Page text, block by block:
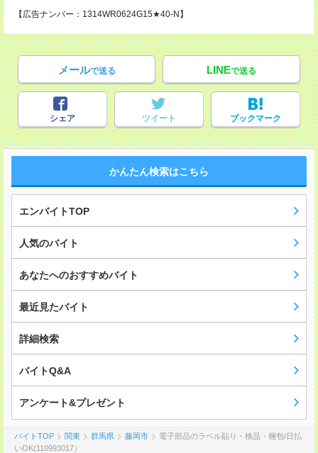
【広告ナンバー：1314WR0624G15★40-N】
メールで送る LINEで送る
シェア ツイート ブックマーク
かんたん検索はこちら
エンバイトTOP
人気のバイト
あなたへのおすすめバイト
最近見たバイト
詳細検索
バイトQ&A
アンケート&プレゼント
バイトTOP 関東 群馬県 藤岡市
電子部品のラベル貼り・検品・梱包/日払
いOK(110993017）